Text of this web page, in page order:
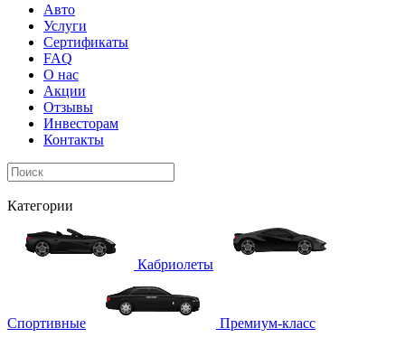
Авто
Услуги
Сертификаты
FAQ
О нас
Акции
Отзывы
Инвесторам
Контакты
Категории
Кабриолеты
Спортивные Премиум-класс